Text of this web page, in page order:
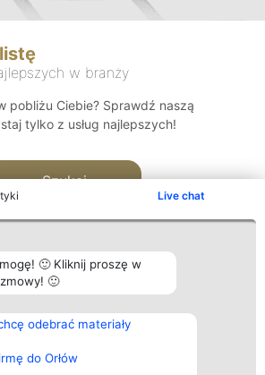
Live chat
🙂 Kliknij proszę w
🙂
odebrać materiały
do Orłów
w branży
pobliżu Ciebie? Sprawdź naszą
tylko z usług najlepszych!
Szukaj
Plebiscyt
Laureaci
wszystkich
Laureatów
Kontakt
Kontakt